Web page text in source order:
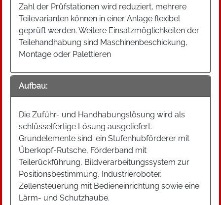
Zahl der Prüfstationen wird reduziert, mehrere
Teilevarianten können in einer Anlage flexibel
geprüft werden. Weitere Einsatzmöglichkeiten der
Teilehandhabung sind Maschinenbeschickung,
Montage oder Palettieren
Aufbau:
Die Zuführ- und Handhabungslösung wird als
schlüsselfertige Lösung ausgeliefert.
Grundelemente sind: ein Stufenhubförderer mit
Überkopf-Rutsche, Förderband mit
Teilerückführung, Bildverarbeitungssystem zur
Positionsbestimmung, Industrieroboter,
Zellensteuerung mit Bedieneinrichtung sowie eine
Lärm- und Schutzhaube.